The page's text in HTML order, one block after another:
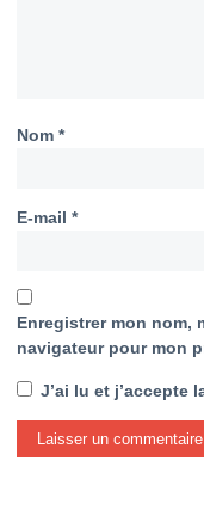
Nom *
E-mail *
Enregistrer mon nom,
navigateur pour mon
J’ai lu et j’accepte